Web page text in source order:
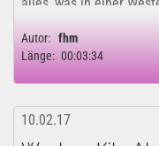
Autor: fhm
Länge: 00:03:34
10.02.17